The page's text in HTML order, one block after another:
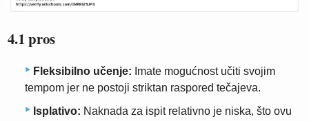
4.1 pros
Fleksibilno učenje: Imate mogućnost učiti svojim
tempom jer ne postoji striktan raspored tečajeva.
Isplativo: Naknada za ispit relativno je niska, što ovu